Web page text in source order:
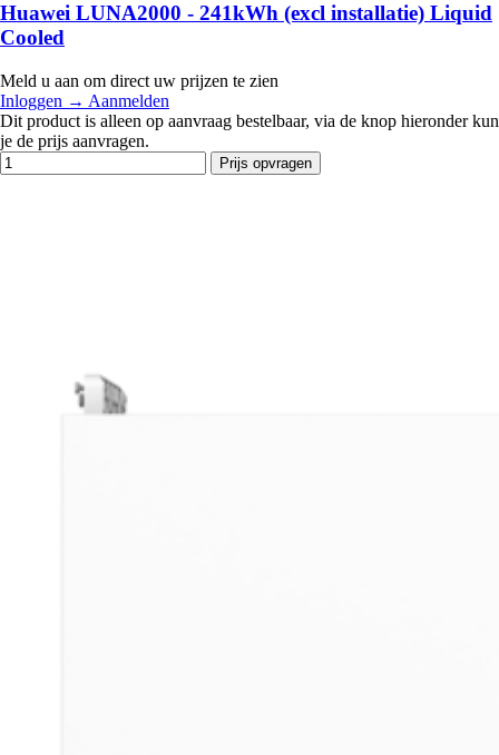
Huawei LUNA2000 - 241kWh (excl installatie) Liquid
Cooled
Meld u aan om direct uw prijzen te zien
Inloggen → Aanmelden
Dit product is alleen op aanvraag bestelbaar, via de knop hieronder kun
je de prijs aanvragen.
Prijs opvragen